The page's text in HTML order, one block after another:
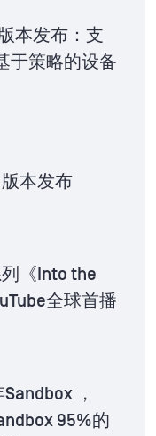
本发布：支
于策略的设备
本发布
列《Into the
全球首播
，
95%的